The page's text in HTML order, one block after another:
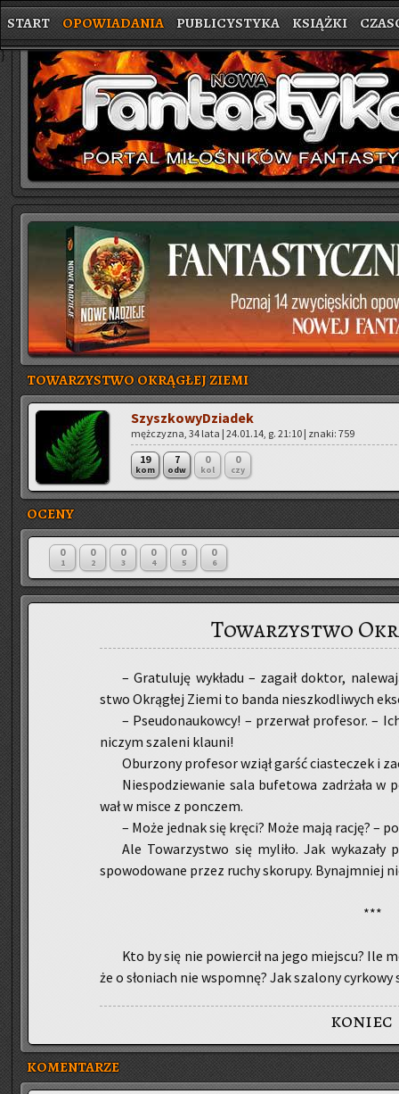
START OPOWIADANIA PUBLICYSTYKA KSIĄŻKI
}
TOWARZYSTWO OKRĄGŁEJ ZIEMI
Szysz­ko­wy­Dzia­dek
męż­czy­zna, 34 lata | 24.01.14, g. 21:10 | znaki: 759
19
kom
7
odw
0
kol
0
czy
OCENY
0
1
0
2
0
3
0
4
0
5
0
6
Towarzystwo
– Gra­tu­lu­ję wy­kła­du – za­ga­ił dok­tor,
stwo Okrą­głej Ziemi to banda nie­szko­dli­wych
– Pseu­do­nau­kow­cy! – prze­rwał pro­fe­sor. –
ni­czym sza­le­ni klau­ni!
Obu­rzo­ny pro­fe­sor wziął garść cia­ste­czek i
Nie­spo­dzie­wa­nie sala bu­fe­to­wa za­drża­ła w
wał w misce z pon­czem.
– Może jed­nak się kręci? Może mają rację? –
Ale To­wa­rzy­stwo się my­li­ło. Jak wy­ka­za­ły
spo­wo­do­wa­ne przez ruchy sko­ru­py. By­naj­mniej
***
Kto by się nie po­wier­cił na jego miej­scu? Ile
że o sło­niach nie wspo­mnę? Jak sza­lo­ny cyr­ko­wy
koniec
KOMENTARZE